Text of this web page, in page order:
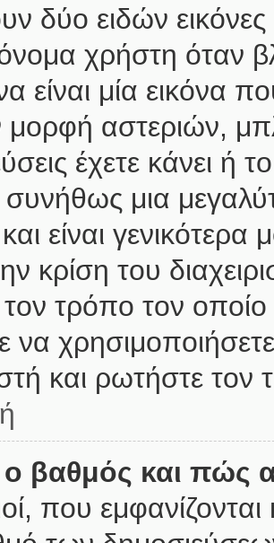
δύο ειδών
χρήστη όταν
είναι μία εικόνα
αστεριών,
έχετε κάνει
μια
είναι
κρίση του
τον τρόπο τον
να
και ρωτήστε τον
ο βαθμός και
που